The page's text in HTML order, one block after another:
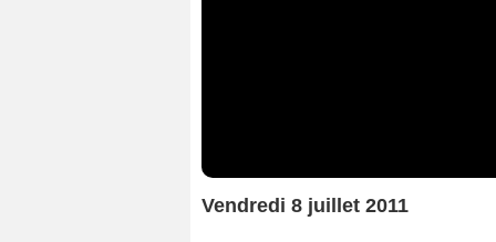
Vendredi 8 juillet 2011